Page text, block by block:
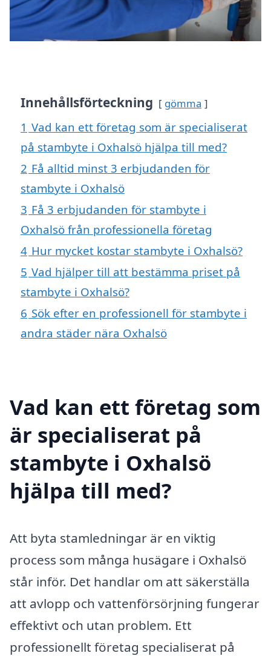
Innehållsförteckning gömma
1 Vad kan ett företag som är specialiserat
på stambyte i Oxhalsö hjälpa till med?
2 Få alltid minst 3 erbjudanden för
stambyte i Oxhalsö
3 Få 3 erbjudanden för stambyte i
Oxhalsö från professionella företag
4 Hur mycket kostar stambyte i Oxhalsö?
5 Vad hjälper till att bestämma priset på
stambyte i Oxhalsö?
6 Sök efter en professionell för stambyte i
andra städer nära Oxhalsö
Vad kan ett företag som
är specialiserat på
stambyte i Oxhalsö
hjälpa till med?
Att byta stamledningar är en viktig
process som många husägare i Oxhalsö
står inför. Det handlar om att säkerställa
att avlopp och vattenförsörjning fungerar
effektivt och utan problem. Ett
professionellt företag specialiserat på